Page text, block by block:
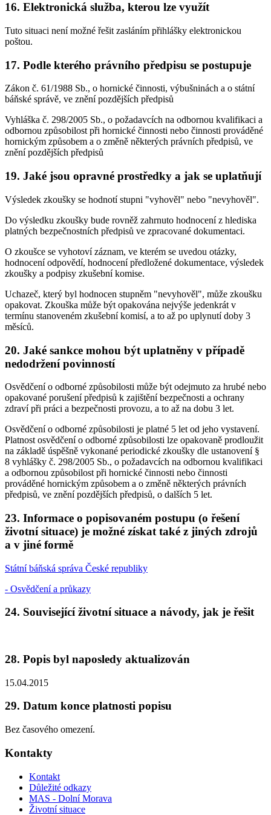
16. Elektronická služba, kterou lze využít
Tuto situaci není možné řešit zasláním přihlášky elektronickou
poštou.
17. Podle kterého právního předpisu se postupuje
Zákon č. 61/1988 Sb., o hornické činnosti, výbušninách a o státní
báňské správě, ve znění pozdějších předpisů
Vyhláška č. 298/2005 Sb., o požadavcích na odbornou kvalifikaci a
odbornou způsobilost při hornické činnosti nebo činnosti prováděné
hornickým způsobem a o změně některých právních předpisů, ve
znění pozdějších předpisů
19. Jaké jsou opravné prostředky a jak se uplatňují
Výsledek zkoušky se hodnotí stupni "vyhověl" nebo "nevyhověl".
Do výsledku zkoušky bude rovněž zahrnuto hodnocení z hlediska
platných bezpečnostních předpisů ve zpracované dokumentaci.
O zkoušce se vyhotoví záznam, ve kterém se uvedou otázky,
hodnocení odpovědí, hodnocení předložené dokumentace, výsledek
zkoušky a podpisy zkušební komise.
Uchazeč, který byl hodnocen stupněm "nevyhověl", může zkoušku
opakovat. Zkouška může být opakována nejvýše jedenkrát v
termínu stanoveném zkušební komisí, a to až po uplynutí doby 3
měsíců.
20. Jaké sankce mohou být uplatněny v případě
nedodržení povinností
Osvědčení o odborné způsobilosti může být odejmuto za hrubé nebo
opakované porušení předpisů k zajištění bezpečnosti a ochrany
zdraví při práci a bezpečnosti provozu, a to až na dobu 3 let.
Osvědčení o odborné způsobilosti je platné 5 let od jeho vystavení.
Platnost osvědčení o odborné způsobilosti lze opakovaně prodloužit
na základě úspěšně vykonané periodické zkoušky dle ustanovení §
8 vyhlášky č. 298/2005 Sb., o požadavcích na odbornou kvalifikaci
a odbornou způsobilost při hornické činnosti nebo činnosti
prováděné hornickým způsobem a o změně některých právních
předpisů, ve znění pozdějších předpisů, o dalších 5 let.
23. Informace o popisovaném postupu (o řešení
životní situace) je možné získat také z jiných zdrojů
a v jiné formě
Státní báňská správa České republiky
- Osvědčení a průkazy
24. Související životní situace a návody, jak je řešit
28. Popis byl naposledy aktualizován
15.04.2015
29. Datum konce platnosti popisu
Bez časového omezení.
Kontakty
Kontakt
Důležité odkazy
MAS - Dolní Morava
Životní situace